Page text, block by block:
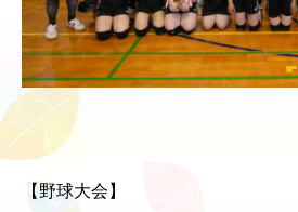
【野球大会】